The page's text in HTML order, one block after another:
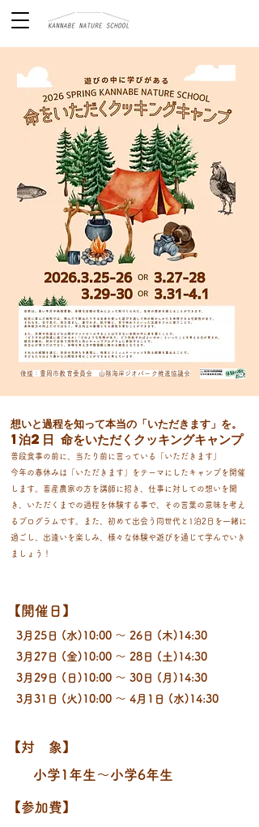
後援：豊岡市教育委員会 山陰海岸ジオパーク推進協議会
想いと過程を知って本当の「いただきます」を。
1泊2日 命をいただくクッキングキャンプ
普段食事の前に、当たり前に言っている「いただきます」
今年の春休みは「いただきます」をテーマにしたキャンプを開催
します。畜産農家の方を講師に招き、仕事に対しての想いを聞
き、いただくまでの過程を体験する事で、その言葉の意味を考え
るプログラムです。また、初めて出会う同世代と1泊2日を一緒に
過ごし、出逢いを楽しみ、様々な体験や遊びを通じて学んでいき
ましょう！
​【開催日】
3月25日 (水)10:00 ～ 26日 (木)14:30
3月27日 (金)10:00 ～ 28日 (土)14:30
3月29日 (日)10:00 ～ 30日 (月)14:30
3月31日 (火)10:00 ～ 4月1日 (水)14:30
​【対 象】
​小学1年生〜小学6年生
​【参加費】